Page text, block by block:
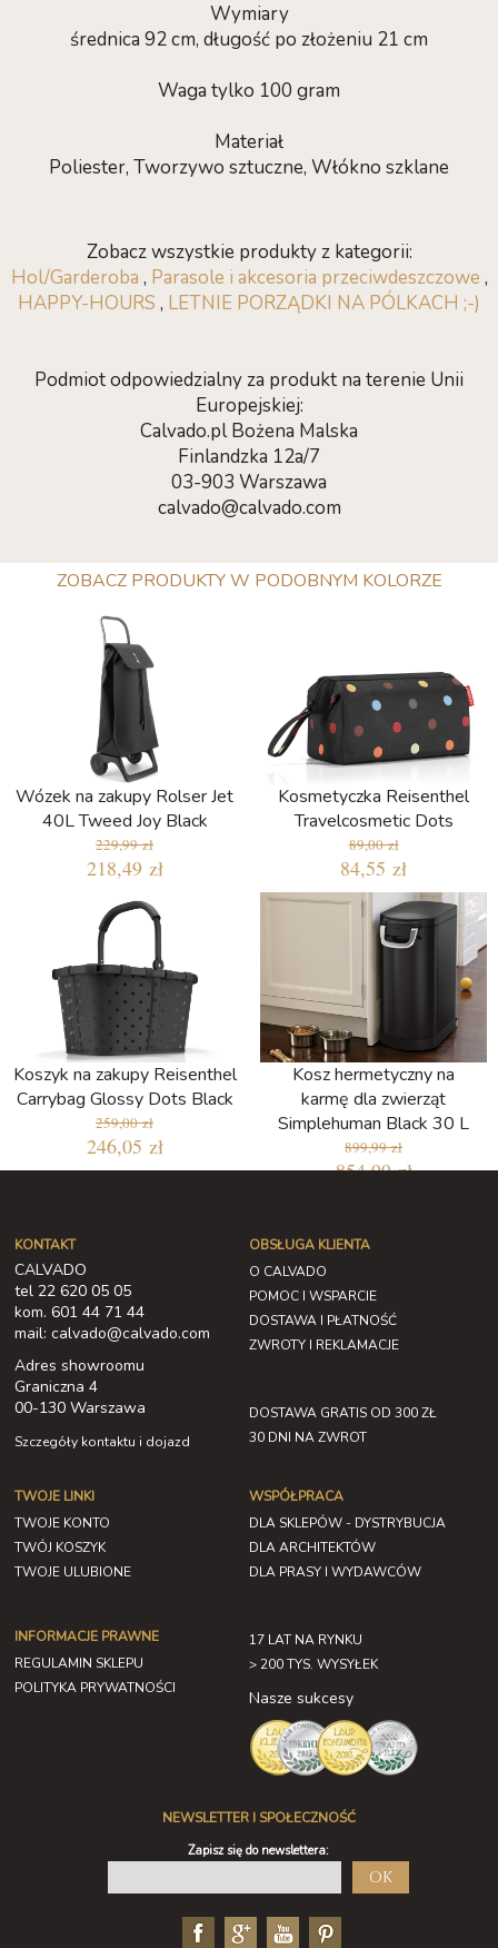
Wymiary
średnica 92 cm, długość po złożeniu 21 cm
Waga tylko 100 gram
Materiał
Poliester, Tworzywo sztuczne, Włókno szklane
Zobacz wszystkie produkty z kategorii:
Hol/Garderoba , Parasole i akcesoria przeciwdeszczowe ,
HAPPY-HOURS , LETNIE PORZĄDKI NA PÓLKACH ;-)
Podmiot odpowiedzialny za produkt na terenie Unii
Europejskiej:
Calvado.pl Bożena Malska
Finlandzka 12a/7
03-903 Warszawa
calvado@calvado.com
ZOBACZ PRODUKTY W PODOBNYM KOLORZE
Wózek na zakupy Rolser Jet
40L Tweed Joy Black
229,99 zł
218,49 zł
Kosmetyczka Reisenthel
Travelcosmetic Dots
89,00 zł
84,55 zł
Koszyk na zakupy Reisenthel
Carrybag Glossy Dots Black
259,00 zł
246,05 zł
Kosz hermetyczny na
karmę dla zwierząt
Simplehuman Black 30 L
899,99 zł
854,99 zł
KONTAKT
CALVADO
tel 22 620 05 05
kom. 601 44 71 44
mail: calvado@calvado.com
Adres showroomu
Graniczna 4
00-130 Warszawa
Szczegóły kontaktu i dojazd
OBSŁUGA KLIENTA
O CALVADO
POMOC I WSPARCIE
DOSTAWA I PŁATNOŚĆ
ZWROTY I REKLAMACJE
DOSTAWA GRATIS OD 300 ZŁ
30 DNI NA ZWROT
TWOJE LINKI
TWOJE KONTO
TWÓJ KOSZYK
TWOJE ULUBIONE
INFORMACJE PRAWNE
REGULAMIN SKLEPU
POLITYKA PRYWATNOŚCI
WSPÓŁPRACA
DLA SKLEPÓW - DYSTRYBUCJA
DLA ARCHITEKTÓW
DLA PRASY I WYDAWCÓW
17 LAT NA RYNKU
> 200 TYS. WYSYŁEK
Nasze sukcesy
NEWSLETTER I SPOŁECZNOŚĆ
Zapisz się do newslettera:
OK